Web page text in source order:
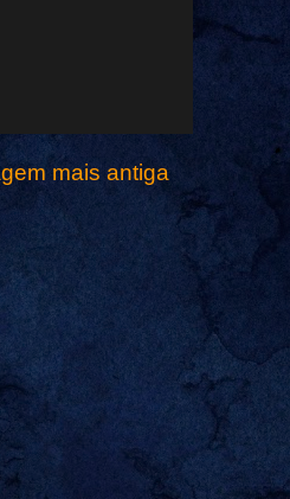
mais antiga